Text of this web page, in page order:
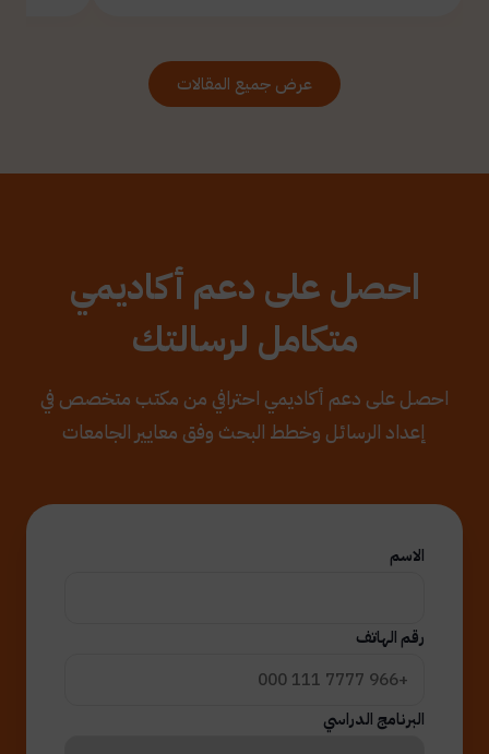
عرض جميع المقالات
احصل على دعم أكاديمي
متكامل لرسالتك
احصل على دعم أكاديمي احترافي من مكتب متخصص في
إعداد الرسائل وخطط البحث وفق معايير الجامعات
الاسم
رقم الهاتف
البرنامج الدراسي